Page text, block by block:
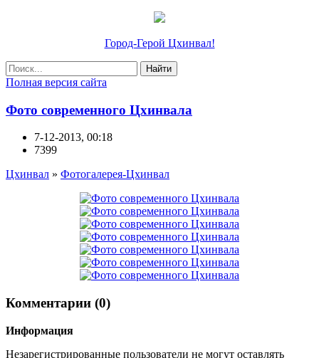
Город-Герой Цхинвал!
Найти
Полная версия сайта
Фото современного Цхинвала
7-12-2013, 00:18
7399
Цхинвал » Фотогалерея-Цхинвал
Комментарии (0)
Информация
Незарегистрированные пользователи не могут оставлять